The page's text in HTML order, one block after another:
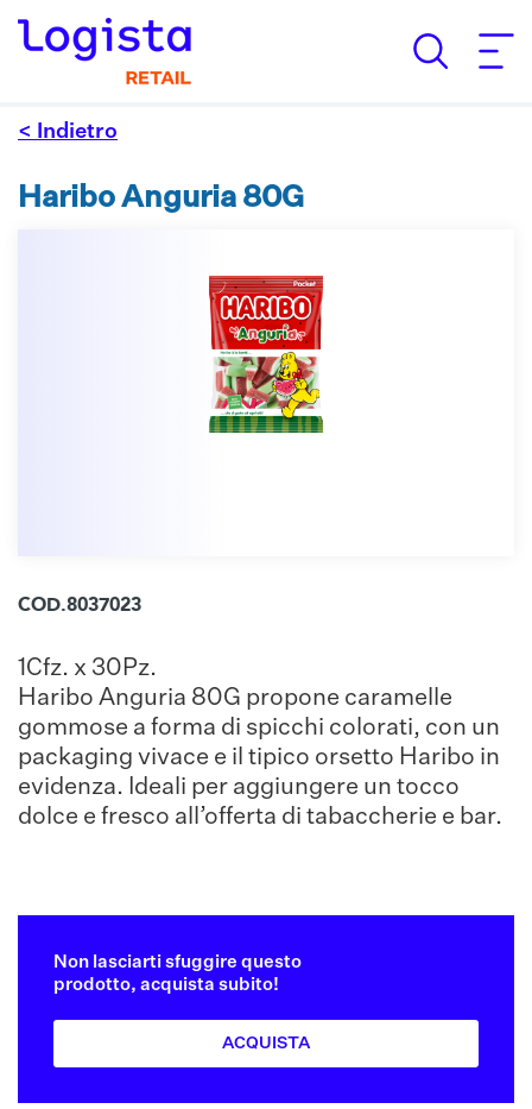
< Indietro
Haribo Anguria 80G
COD.8037023
1Cfz. x 30Pz.
Haribo Anguria 80G propone caramelle
gommose a forma di spicchi colorati, con un
packaging vivace e il tipico orsetto Haribo in
evidenza. Ideali per aggiungere un tocco
dolce e fresco all’offerta di tabaccherie e bar.
Non lasciarti sfuggire questo
prodotto, acquista subito!
ACQUISTA